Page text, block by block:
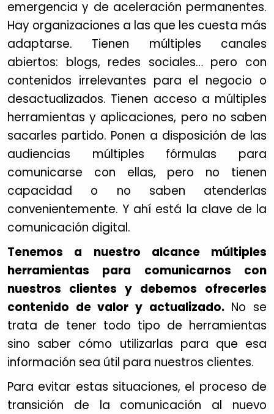
emergencia y de aceleración permanentes.
Hay organizaciones a las que les cuesta más
adaptarse. Tienen múltiples canales
abiertos: blogs, redes sociales… pero con
contenidos irrelevantes para el negocio o
desactualizados. Tienen acceso a múltiples
herramientas y aplicaciones, pero no saben
sacarles partido. Ponen a disposición de las
audiencias múltiples fórmulas para
comunicarse con ellas, pero no tienen
capacidad o no saben atenderlas
convenientemente. Y ahí está la clave de la
comunicación digital.
Tenemos a nuestro alcance múltiples
herramientas para comunicarnos con
nuestros clientes y debemos ofrecerles
contenido de valor y actualizado.No se
trata de tener todo tipo de herramientas
sino saber cómo utilizarlas para que esa
información sea útil para nuestros clientes.
Para evitar estas situaciones, el proceso de
transición de la comunicación al nuevo